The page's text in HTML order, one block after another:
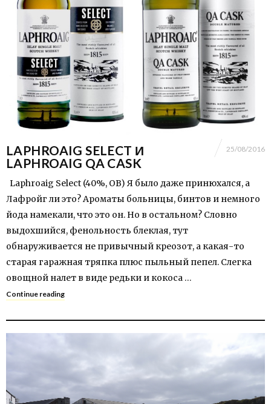
LAPHROAIG SELECT И
LAPHROAIG QA CASK
25/08/2016
Laphroaig Select (40%, OB) Я было даже принюхался, а
Лафройг ли это? Ароматы больницы, бинтов и немного
йода намекали, что это он. Но в остальном? Словно
выдохшийся, фенольность блеклая, тут
обнаруживается не привычный креозот, а какая-то
старая гаражная тряпка плюс пыльный пепел. Cлегка
овощной налет в виде редьки и кокоса …
Continue reading